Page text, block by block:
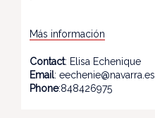
Más información
Contact: Elisa Echenique
Email: eechenie@navarra.es
Phone:848426975